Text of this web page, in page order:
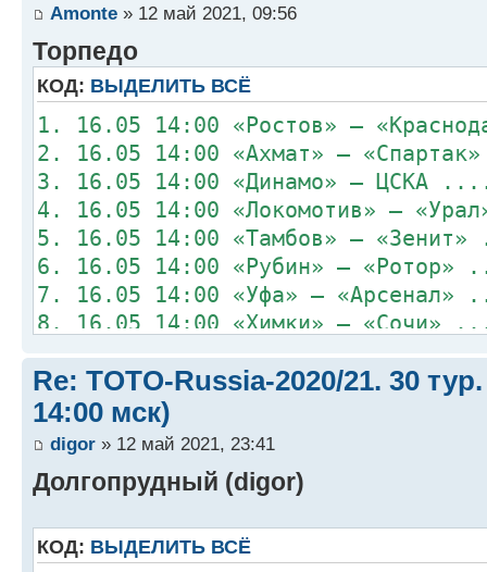
Amonte » 12 май 2021, 09:56
Торпедо
КОД: ВЫДЕЛИТЬ ВСЁ
1. 16.05 14:00 «Ростов» –
2. 16.05 14:00 «Ахмат» –
3. 16.05 14:00 «Динамо» –
4. 16.05 14:00 «Локомотив» –
5. 16.05 14:00 «Тамбов» –
6. 16.05 14:00 «Рубин» –
7. 16.05 14:00 «Уфа» –
8. 16.05 14:00 «Химки» –
Re: TOTO-Russia-2020/21. 30
14:00 мск)
digor » 12 май 2021, 23:41
Долгопрудный (digor)
КОД: ВЫДЕЛИТЬ ВСЁ